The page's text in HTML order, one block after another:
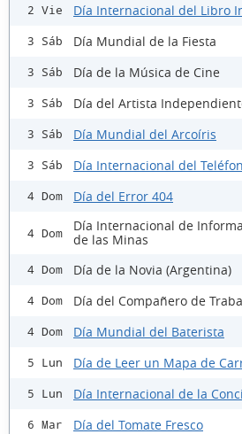
2 Vie Día Internacional del Libro
3 Sáb Día Mundial de la Fiesta
3 Sáb Día de la Música de Cine
3 Sáb Día del Artista
3 Sáb Día Mundial del Arcoíris
3 Sáb Día Internacional del
4 Dom Día del Error 404
4 Dom
Día Internacional de
de las Minas
4 Dom Día de la Novia (Argentina)
4 Dom Día del Compañero de
4 Dom Día Mundial del Baterista
5 Lun Día de Leer un Mapa de
5 Lun Día Internacional de la
6 Mar Día del Tomate Fresco